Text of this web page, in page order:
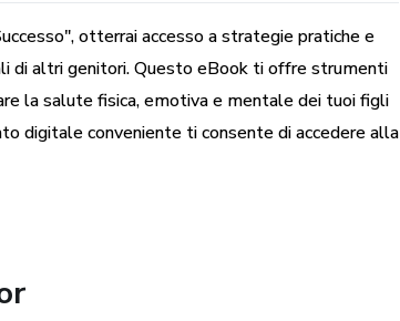
soddisfacente. La tua famiglia te ne sarà grata!
otterrai accesso a strategie pratiche e
di altri genitori. Questo eBook ti offre strumenti
la salute fisica, emotiva e mentale dei tuoi figli
digitale conveniente ti consente di accedere alla